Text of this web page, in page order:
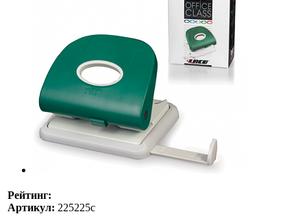
Рейтинг:
Артикул: 225225с